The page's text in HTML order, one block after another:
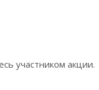
участником акции.